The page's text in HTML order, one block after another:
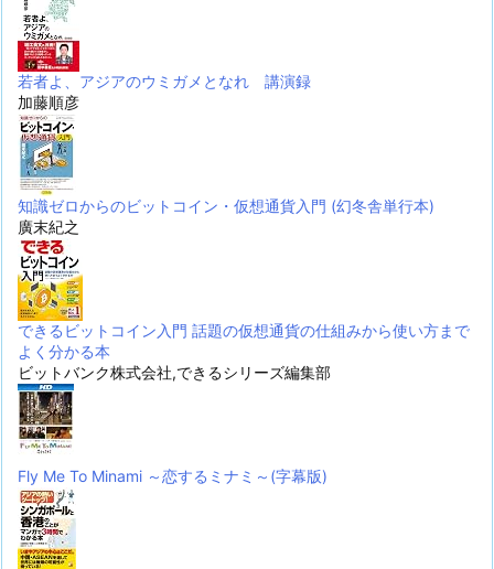
若者よ、アジアのウミガメとなれ 講演録
加藤順彦
知識ゼロからのビットコイン・仮想通貨入門 (幻冬舎単行本)
廣末紀之
できるビットコイン入門 話題の仮想通貨の仕組みから使い方まで
よく分かる本
ビットバンク株式会社,できるシリーズ編集部
Fly Me To Minami ～恋するミナミ～(字幕版)